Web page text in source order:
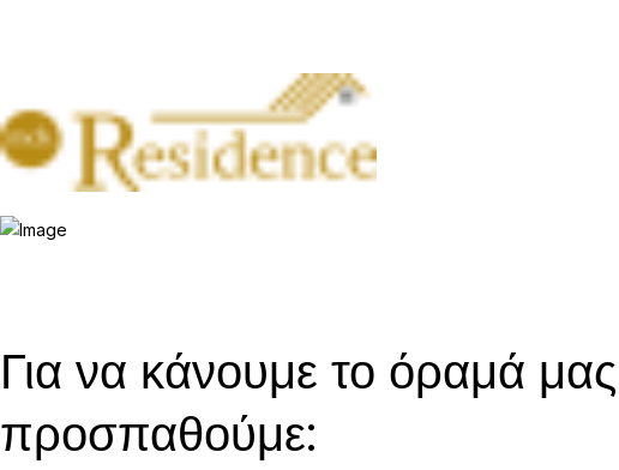
Για να κάνουμε το όραμά
προσπαθούμε: